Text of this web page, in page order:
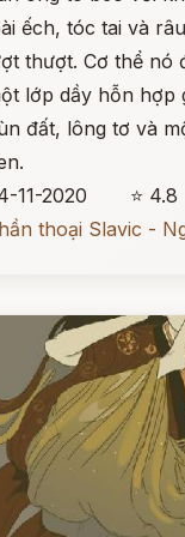
ếch, tóc tai và
thượt. Cơ thể nó
lớp dầy hỗn hợp
đất, lông tơ và
11-2020
⭐ 4.8
thoại Slavic -